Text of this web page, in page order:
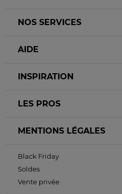
NOS SERVICES
AIDE
INSPIRATION
LES PROS
MENTIONS LÉGALES
Black Friday
Soldes
Vente privée